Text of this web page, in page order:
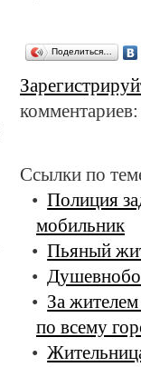
Поделиться…
Ссылки по
Полиция
мобильник
Пьяный
За
по всему